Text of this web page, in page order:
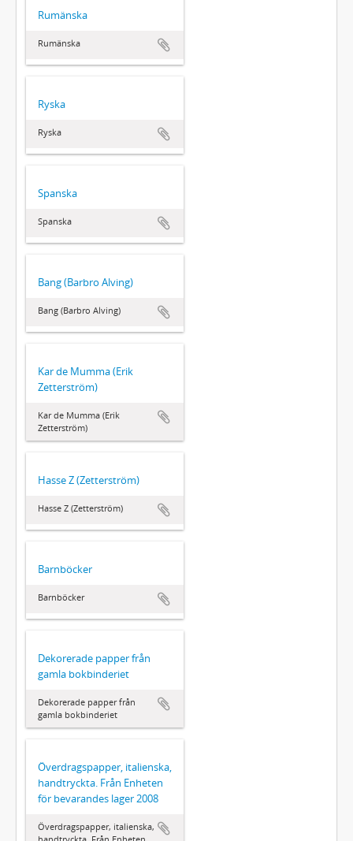
Rumänska
Rumänska
Ryska
Ryska
Spanska
Spanska
Bang (Barbro Alving)
Bang (Barbro Alving)
Kar de Mumma (Erik
Zetterström)
Kar de Mumma (Erik
Zetterström)
Hasse Z (Zetterström)
Hasse Z (Zetterström)
Barnböcker
Barnböcker
Dekorerade papper från
gamla bokbinderiet
Dekorerade papper från
gamla bokbinderiet
Överdragspapper, italienska,
handtryckta. Från Enheten
för bevarandes lager 2008
Överdragspapper, italienska,